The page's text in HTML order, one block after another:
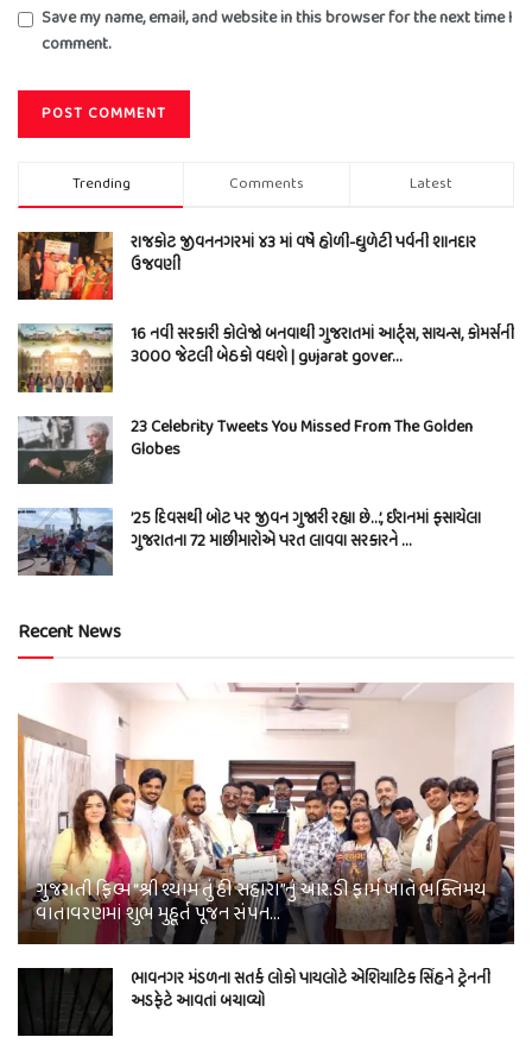
Save my name, email, and website in this browser for the next time I
comment.
Trending Comments Latest
રાજકોટ જીવનનગરમાં ૪૩ માં વર્ષે હોળી-ધુળેટી પર્વની શાનદાર
ઉજવણી
16 નવી સરકારી કોલેજો બનવાથી ગુજરાતમાં આર્ટ્સ, સાયન્સ, કોમર્સની
3000 જેટલી બેઠકો વધશે | gujarat gover…
23 Celebrity Tweets You Missed From The Golden
Globes
’25 દિવસથી બોટ પર જીવન ગુજારી રહ્યા છે…’, ઈરાનમાં ફસાયેલા
ગુજરાતના 72 માછીમારોએ પરત લાવવા સરકારને …
Recent News
ગુજરાતી ફિલ્મ “શ્રી શ્યામ તું હી સહારા”નું આર.ડી ફાર્મ ખાતે ભક્તિમય
વાતાવરણમાં શુભ મુહૂર્ત પૂજન સંપન…
ભાવનગર મંડળના સતર્ક લોકો પાયલોટે એશિયાટિક સિંહને ટ્રેનની
અડફેટે આવતાં બચાવ્યો